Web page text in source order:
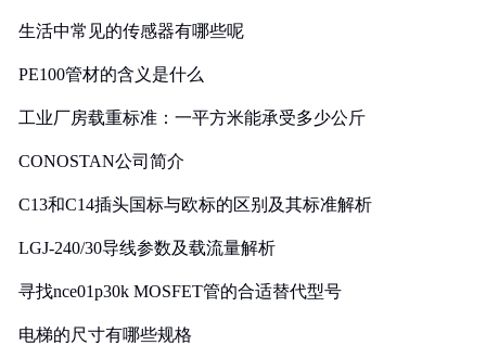
生活中常见的传感器有哪些呢
PE100管材的含义是什么
工业厂房载重标准：一平方米能承受多少公斤
CONOSTAN公司简介
C13和C14插头国标与欧标的区别及其标准解析
LGJ-240/30导线参数及载流量解析
寻找nce01p30k MOSFET管的合适替代型号
电梯的尺寸有哪些规格